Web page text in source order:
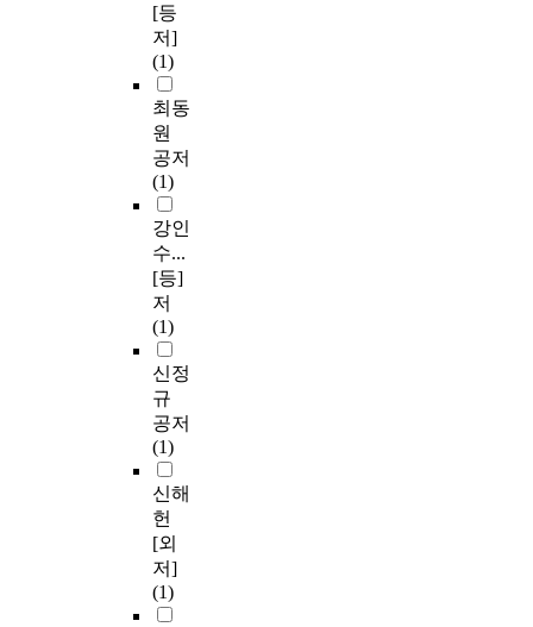
[등
저]
(1)
최동
원
공저
(1)
강인
수...
[등]
저
(1)
신정
규
공저
(1)
신해
헌
[외
저]
(1)